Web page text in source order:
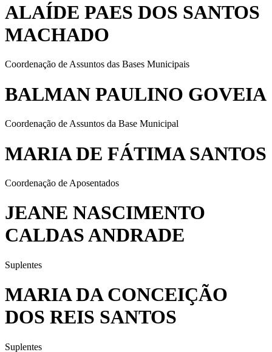
ALAÍDE PAES DOS SANTOS
MACHADO
Coordenação de Assuntos das Bases Municipais
BALMAN PAULINO GOVEIA
Coordenação de Assuntos da Base Municipal
MARIA DE FÁTIMA SANTOS
Coordenação de Aposentados
JEANE NASCIMENTO
CALDAS ANDRADE
Suplentes
MARIA DA CONCEIÇÃO
DOS REIS SANTOS
Suplentes